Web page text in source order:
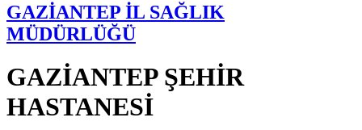
GAZİANTEP İL SAĞLIK
MÜDÜRLÜĞÜ
GAZİANTEP ŞEHİR
HASTANESİ